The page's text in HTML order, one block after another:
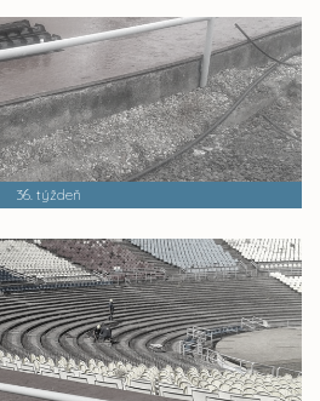
36. týždeň